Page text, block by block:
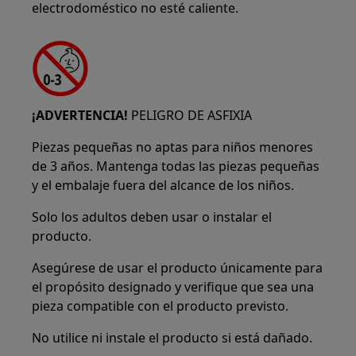
electrodoméstico no esté caliente.
¡ADVERTENCIA! PELIGRO DE ASFIXIA
Piezas pequeñas no aptas para niños menores
de 3 años. Mantenga todas las piezas pequeñas
y el embalaje fuera del alcance de los niños.
Solo los adultos deben usar o instalar el
producto.
Asegúrese de usar el producto únicamente para
el propósito designado y verifique que sea una
pieza compatible con el producto previsto.
No utilice ni instale el producto si está dañado.